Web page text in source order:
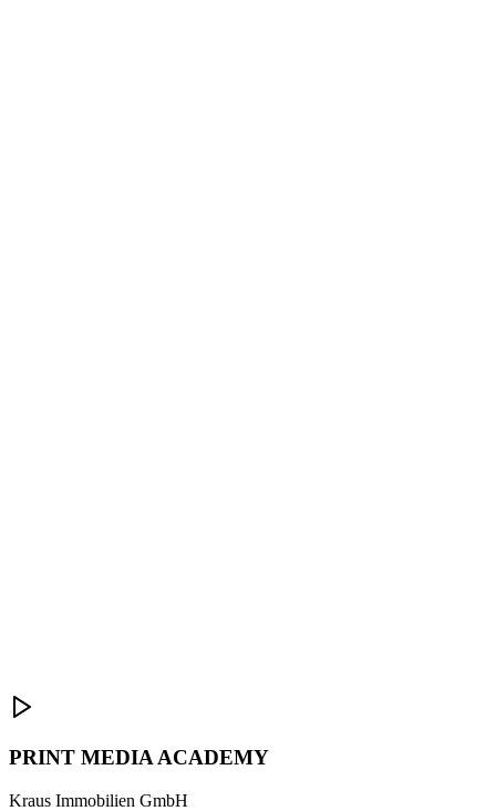
PRINT MEDIA ACADEMY
Kraus Immobilien GmbH